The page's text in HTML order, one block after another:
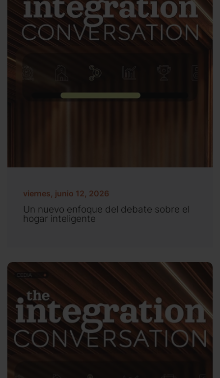
viernes, junio 12, 2026
Un nuevo enfoque del debate sobre el
hogar inteligente